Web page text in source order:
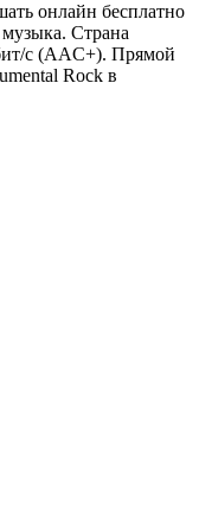
онлайн бесплатно
Страна
с (AAC+). Прямой
Rock в